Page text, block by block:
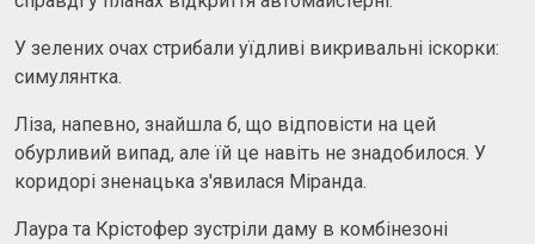
У зелених очах стрибали уїдливі викривальні іскорки:
симулянтка.
Ліза, напевно, знайшла б, що відповісти на цей
обурливий випад, але їй це навіть не знадобилося. У
коридорі зненацька з'явилася Міранда.
Лаура та Крістофер зустріли даму в комбінезоні